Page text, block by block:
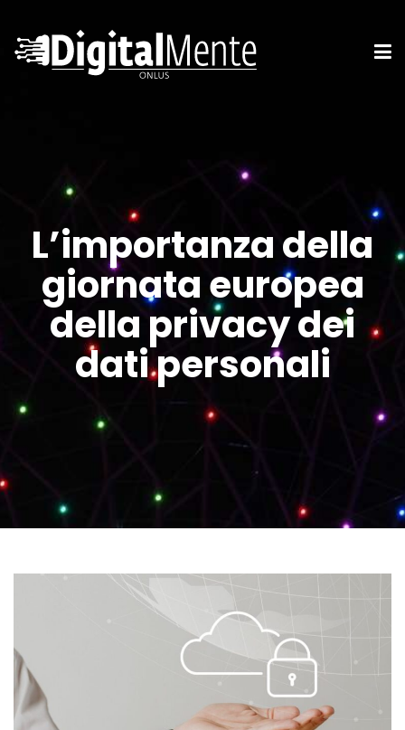
L’importanza della
giornata europea
della privacy dei
dati personali